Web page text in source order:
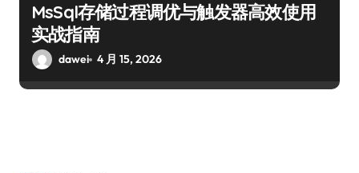
MsSql存储过程调优与触发器高效使用
实战指南
dawei 4 月 15, 2026